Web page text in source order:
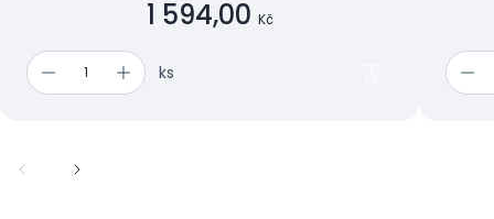
1 594,00 Kč
ks